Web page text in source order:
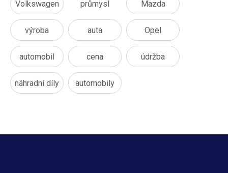
Volkswagen průmysl Mazda
výroba auta Opel
automobil cena údržba
náhradní díly automobily